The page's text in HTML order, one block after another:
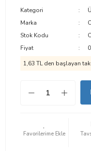
Kategori
Marka
Stok Kodu
Fiyat
1,63 TL den başlayan